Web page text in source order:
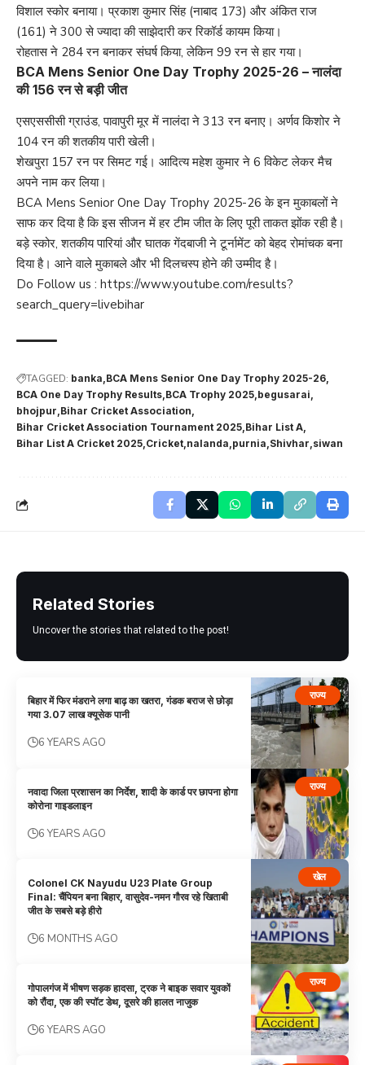
विशाल स्कोर बनाया। प्रकाश कुमार सिंह (नाबाद 173) और अंकित राज
(161) ने 300 से ज्यादा की साझेदारी कर रिकॉर्ड कायम किया।
रोहतास ने 284 रन बनाकर संघर्ष किया, लेकिन 99 रन से हार गया।
BCA Mens Senior One Day Trophy 2025-26 – नालंदा
की 156 रन से बड़ी जीत
एसएससीसी ग्राउंड, पावापुरी मूर में नालंदा ने 313 रन बनाए। अर्णव किशोर ने
104 रन की शतकीय पारी खेली।
शेखपुरा 157 रन पर सिमट गई। आदित्य महेश कुमार ने 6 विकेट लेकर मैच
अपने नाम कर लिया।
BCA Mens Senior One Day Trophy 2025-26 के इन मुकाबलों ने
साफ कर दिया है कि इस सीजन में हर टीम जीत के लिए पूरी ताकत झोंक रही है।
बड़े स्कोर, शतकीय पारियां और घातक गेंदबाजी ने टूर्नामेंट को बेहद रोमांचक बना
दिया है। आने वाले मुकाबले और भी दिलचस्प होने की उम्मीद है।
Do Follow us : https://www.youtube.com/results?
search_query=livebihar
TAGGED: banka BCA Mens Senior One Day Trophy 2025-26
BCA One Day Trophy Results BCA Trophy 2025 begusarai
bhojpur Bihar Cricket Association
Bihar Cricket Association Tournament 2025 Bihar List A
Bihar List A Cricket 2025 Cricket nalanda purnia Shivhar siwan
Related Stories
Uncover the stories that related to the post!
राज्य
बिहार में फिर मंडराने लगा बाढ़ का खतरा, गंडक बराज से छोड़ा
गया 3.07 लाख क्यूसेक पानी
6 YEARS AGO
राज्य
नवादा जिला प्रशासन का निर्देश, शादी के कार्ड पर छापना होगा
कोरोना गाइडलाइन
6 YEARS AGO
खेल
Colonel CK Nayudu U23 Plate Group
Final: चैंपियन बना बिहार, वासुदेव-नमन गौरव रहे खिताबी
जीत के सबसे बड़े हीरो
6 MONTHS AGO
राज्य
गोपालगंज में भीषण सड़क हादसा, ट्रक ने बाइक सवार युवकों
को रौंदा, एक की स्पॉट डेथ, दूसरे की हालत नाजुक
6 YEARS AGO